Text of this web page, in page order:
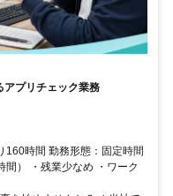
アプリチェック業務
160時間 勤務形態：固定時間
） ・残業少なめ ・ワーク